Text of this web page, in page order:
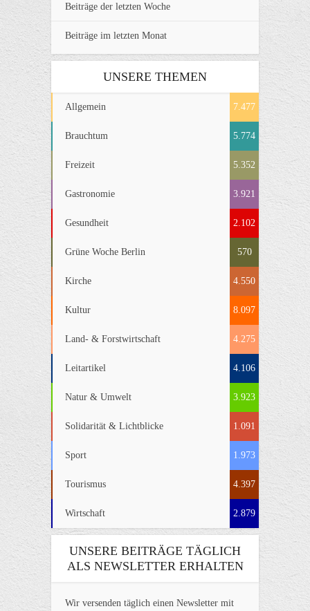
Beiträge der letzten Woche
Beiträge im letzten Monat
UNSERE THEMEN
Allgemein 7.477
Brauchtum 5.774
Freizeit 5.352
Gastronomie 3.921
Gesundheit 2.102
Grüne Woche Berlin 570
Kirche 4.550
Kultur 8.097
Land- & Forstwirtschaft 4.275
Leitartikel 4.106
Natur & Umwelt 3.923
Solidarität & Lichtblicke 1.091
Sport 1.973
Tourismus 4.397
Wirtschaft 2.879
UNSERE BEITRÄGE TÄGLICH
ALS NEWSLETTER ERHALTEN
Wir versenden täglich einen Newsletter mit